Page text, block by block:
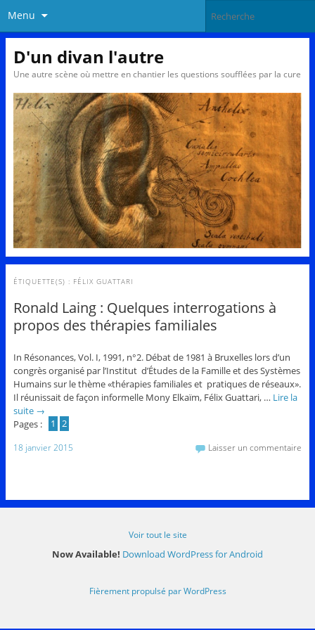
Menu
D'un divan l'autre
Une autre scène où mettre en chantier les questions soufflées par la cure
ÉTIQUETTE(S) : FÉLIX GUATTARI
Ronald Laing : Quelques interrogations à
propos des thérapies familiales
In Résonances, Vol. I, 1991, n°2. Débat de 1981 à Bruxelles lors d’un
congrès organisé par l’Institut d’Études de la Famille et des Systèmes
Humains sur le thème «thérapies familiales et pratiques de réseaux».
Il réunissait de façon informelle Mony Elkaïm, Félix Guattari, … Lire la
suite →
Pages :
1 2
18 janvier 2015 Laisser un commentaire
Voir tout le site
Now Available! Download WordPress for Android
Fièrement propulsé par WordPress